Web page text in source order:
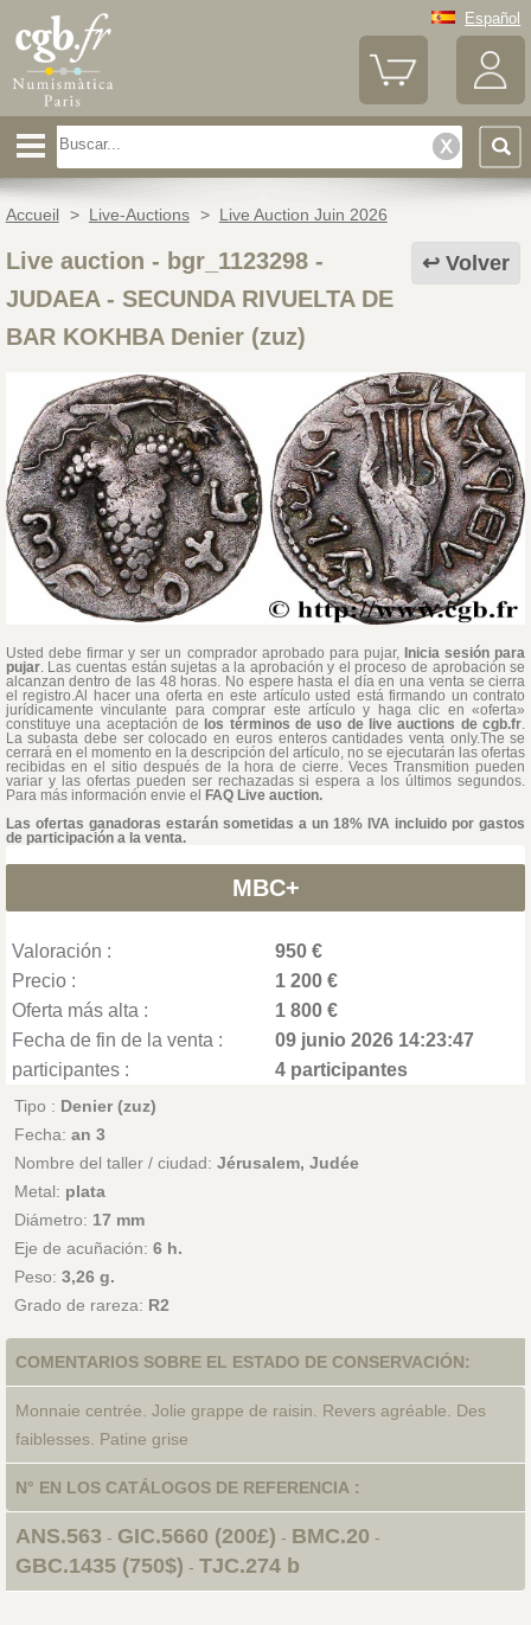
Español
Accueil > Live-Auctions > Live Auction Juin 2026
Volver
Live auction - bgr_1123298-
JUDAEA - SECUNDA RIVUELTA DE
BAR KOKHBA Denier (zuz)
Usted debe firmar y ser un comprador aprobado para pujar, Inicia sesión para
pujar. Las cuentas están sujetas a la aprobación y el proceso de aprobación se
alcanzan dentro de las 48 horas. No espere hasta el día en una venta se cierra
el registro.Al hacer una oferta en este artículo usted está firmando un contrato
jurídicamente vinculante para comprar este artículo y haga clic en «oferta»
constituye una aceptación de los términos de uso de live auctions de cgb.fr.
La subasta debe ser colocado en euros enteros cantidades venta only.The se
cerrará en el momento en la descripción del artículo, no se ejecutarán las ofertas
recibidas en el sitio después de la hora de cierre. Veces Transmition pueden
variar y las ofertas pueden ser rechazadas si espera a los últimos segundos.
Para más información envie el
FAQ Live auction.
Las ofertas ganadoras estarán sometidas a un 18% IVA incluido por gastos
de participación a la venta.
MBC+
Valoración :
950 €
Precio :
1 200 €
Oferta más alta :
1 800 €
Fecha de fin de la venta :
09 junio 2026 14:23:47
participantes :
4 participantes
Tipo : Denier (zuz)
Fecha: an 3
Nombre del taller / ciudad: Jérusalem, Judée
Metal: plata
Diámetro: 17 mm
Eje de acuñación: 6 h.
Peso: 3,26 g.
Grado de rareza: R2
COMENTARIOS SOBRE EL ESTADO DE CONSERVACIÓN:
Monnaie centrée. Jolie grappe de raisin. Revers agréable. Des
faiblesses. Patine grise
N° EN LOS CATÁLOGOS DE REFERENCIA :
ANS.563 - GIC.5660 (200£) - BMC.20 -
GBC.1435 (750$) - TJC.274 b